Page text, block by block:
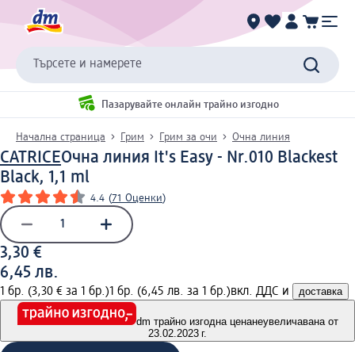
Търсете и намерете
Пазарувайте онлайн трайно изгодно
Начална страница Грим Грим за очи Очна линия
CATRICEОчна линия It's Easy - Nr.010 Blackest
Black, 1,1 ml
4.4 (71 Оценки)
3,30 €
6,45 лв.
1 бр. (3,30 € за 1 бр.)1 бр. (6,45 лв. за 1 бр.)вкл. ДДС и доставка
dm трайно изгодна ценанеувеличавана от
23.02.2023 г.